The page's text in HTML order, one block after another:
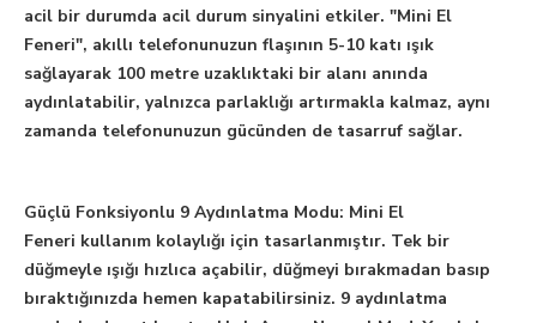
acil bir durumda acil durum sinyalini etkiler. "Mini El
Feneri", akıllı telefonunuzun flaşının 5-10 katı ışık
sağlayarak 100 metre uzaklıktaki bir alanı anında
aydınlatabilir, yalnızca parlaklığı artırmakla kalmaz, aynı
zamanda telefonunuzun gücünden de tasarruf sağlar.
Güçlü Fonksiyonlu 9 Aydınlatma Modu: Mini El
Feneri kullanım kolaylığı için tasarlanmıştır. Tek bir
düğmeyle ışığı hızlıca açabilir, düğmeyi bırakmadan basıp
bıraktığınızda hemen kapatabilirsiniz. 9 aydınlatma